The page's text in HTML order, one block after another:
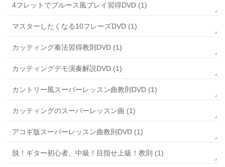
4フレットでブルース風プレイ習得DVD (1)
マスターしたくなる10フレーズDVD (1)
カッティング奏法習得教則DVD (1)
カッティングデモ演奏解説DVD (1)
カントリー風スーパーレッスン曲教則DVD (1)
カッティングのスーパーレッスン曲 (1)
アコギ版スーパーレッスン曲教則DVD (1)
脱！ギター初心者、中級！目指せ上級！教則 (1)